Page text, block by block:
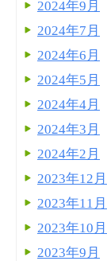
2024年9月
2024年7月
2024年6月
2024年5月
2024年4月
2024年3月
2024年2月
2023年12月
2023年11月
2023年10月
2023年9月